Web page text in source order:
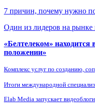
7 причин, почему нужно
Один из лидеров на рынке
«Белтелеком»
положении»
Комплекс услуг по созданию,
Итоги международной
Elab Media запускает